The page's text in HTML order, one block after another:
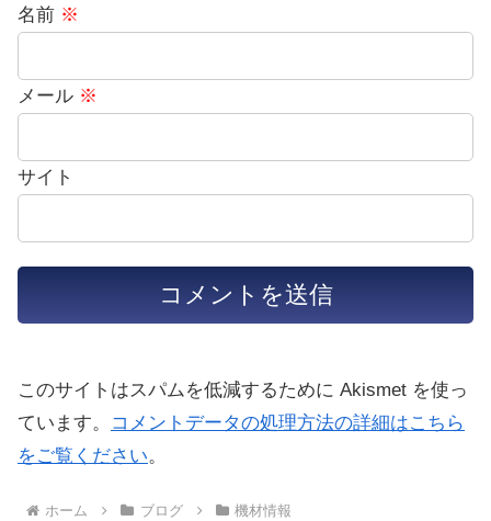
名前 ※
メール ※
サイト
このサイトはスパムを低減するために Akismet を使っ
ています。
コメントデータの処理方法の詳細はこちら
をご覧ください。
ホーム ブログ 機材情報